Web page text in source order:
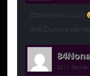
Dzsönyööörüüüü!!!
Grat Zsukov a
2011.